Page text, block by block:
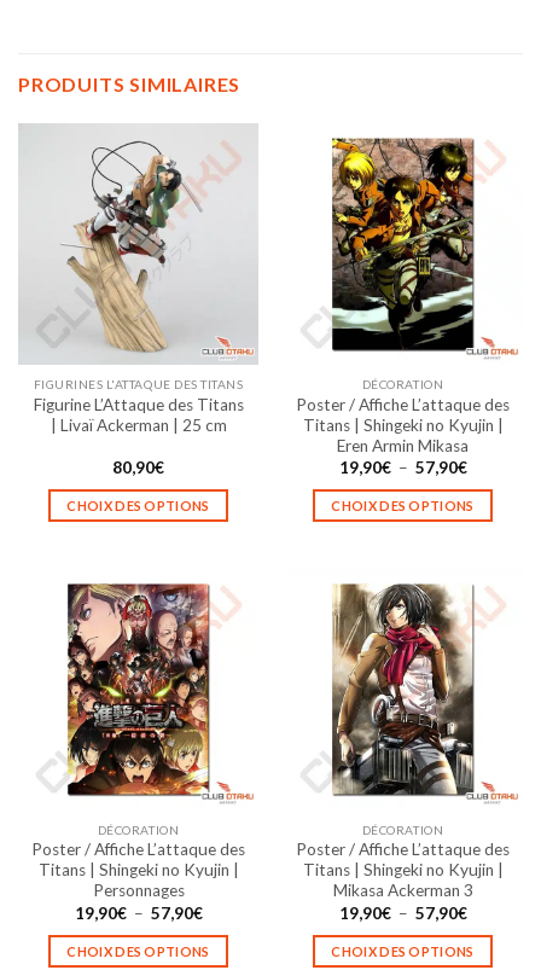
PRODUITS SIMILAIRES
FIGURINES L'ATTAQUE DES TITANS
Figurine L’Attaque des Titans
| Livaï Ackerman | 25 cm
80,90€
CHOIX DES OPTIONS
a
plusieurs
variations.
Les
options
peuvent
être
choisies
sur
page
du
produit
DÉCORATION
Poster / Affiche L’attaque des
Titans | Shingeki no Kyujin |
Eren Armin Mikasa
19,90€ – 57,90€Plage
prix :
19,90€
CHOIX DES OPTIONS
a
plusieurs
variations.
Les
options
peuvent
être
choisies
sur
page
du
produit
DÉCORATION
Poster / Affiche L’attaque des
Titans | Shingeki no Kyujin |
Personnages
19,90€ – 57,90€Plage
prix :
19,90€
CHOIX DES OPTIONS
DÉCORATION
Poster / Affiche L’attaque des
Titans | Shingeki no Kyujin |
Mikasa Ackerman 3
19,90€ – 57,90€Plage
prix :
19,90€
CHOIX DES OPTIONS